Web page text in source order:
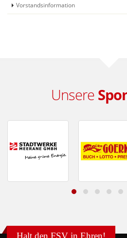
Vorstandsinformation
Unsere
Halt den FSV in Ehren!